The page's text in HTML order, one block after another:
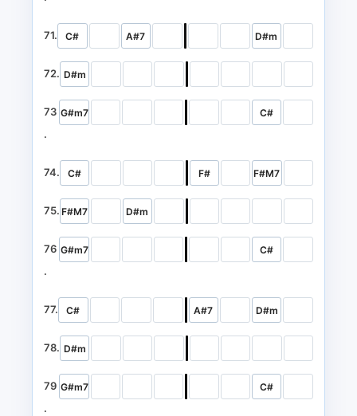
71. C# A#7 D#m
72. D#m
73
.
G#m7 C#
74. C# F# F#M7
75. F#M7 D#m
76
.
G#m7 C#
77. C# A#7 D#m
78. D#m
79
.
G#m7 C#